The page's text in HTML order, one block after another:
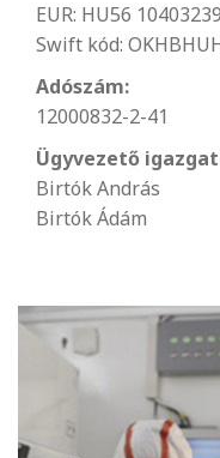
EUR: HU56
Swift kód:
Adószám:
12000832-2-41
Ügyvezető
Birtók András
Birtók Ádám